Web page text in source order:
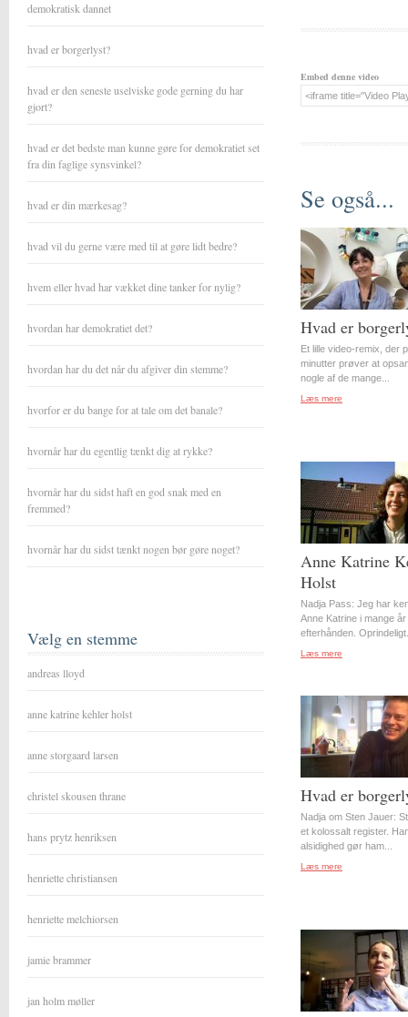
demokratisk dannet
hvad er borgerlyst?
hvad er den seneste uselviske gode gerning du har
gjort?
hvad er det bedste man kunne gøre for demokratiet set
fra din faglige synsvinkel?
hvad er din mærkesag?
hvad vil du gerne være med til at gøre lidt bedre?
hvem eller hvad har vækket dine tanker for nylig?
hvordan har demokratiet det?
hvordan har du det når du afgiver din stemme?
hvorfor er du bange for at tale om det banale?
hvornår har du egentlig tænkt dig at rykke?
hvornår har du sidst haft en god snak med en
fremmed?
hvornår har du sidst tænkt nogen bør gøre noget?
Vælg en stemme
andreas lloyd
anne katrine kehler holst
anne storgaard larsen
christel skousen thrane
hans prytz henriksen
henriette christiansen
henriette melchiorsen
jamie brammer
jan holm møller
Embed denne video
Se også...
Hvad er
Et lille video-remix, der
minutter prøver at
nogle af de mange...
Læs mere
Anne Katrine
Holst
Nadja Pass: Jeg har
Anne Katrine i mange år
efterhånden.
Læs mere
Hvad er
Nadja om Sten Jauer:
et kolossalt register.
alsidighed gør ham...
Læs mere